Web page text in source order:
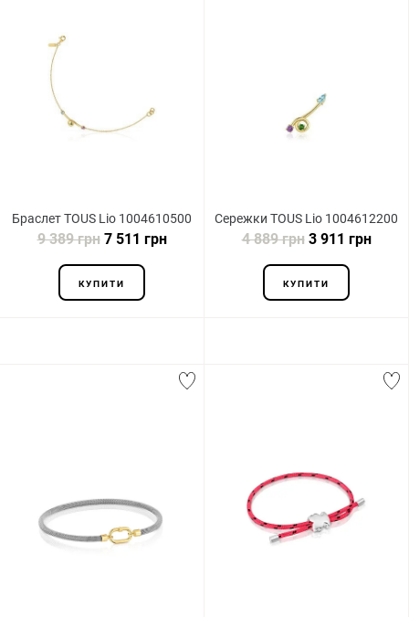
Браслет TOUS Lio 1004610500
9 389 грн7 511 грн
КУПИТИ
Сережки TOUS Lio 1004612200
4 889 грн3 911 грн
КУПИТИ